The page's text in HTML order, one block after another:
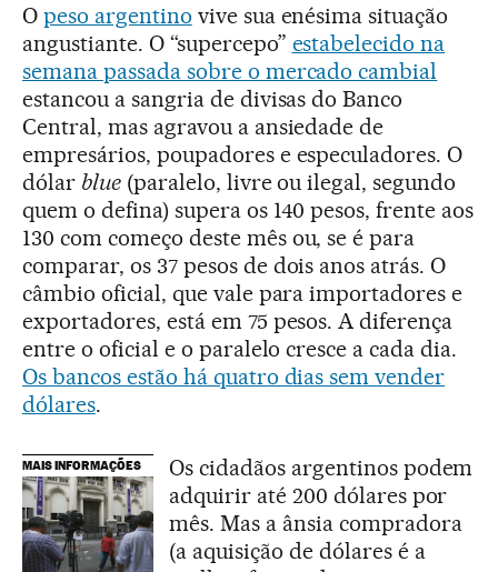
O peso argentino vive sua enésima situação
angustiante. O “supercepo” estabelecido na
semana passada sobre o mercado cambial
estancou a sangria de divisas do Banco
Central, mas agravou a ansiedade de
empresários, poupadores e especuladores. O
dólar blue(paralelo, livre ou ilegal, segundo
quem o defina) supera os 140 pesos, frente aos
130 com começo deste mês ou, se é para
comparar, os 37 pesos de dois anos atrás. O
câmbio oficial, que vale para importadores e
exportadores, está em 75 pesos. A diferença
entre o oficial e o paralelo cresce a cada dia.
Os bancos estão há quatro dias sem vender
dólares.
MAIS INFORMAÇÕES
Os cidadãos argentinos podem
adquirir até 200 dólares por
mês. Mas a ânsia compradora
(a aquisição de dólares é a